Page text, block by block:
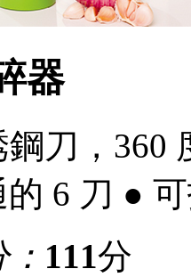
器
刀，360
6 刀 ●
111分